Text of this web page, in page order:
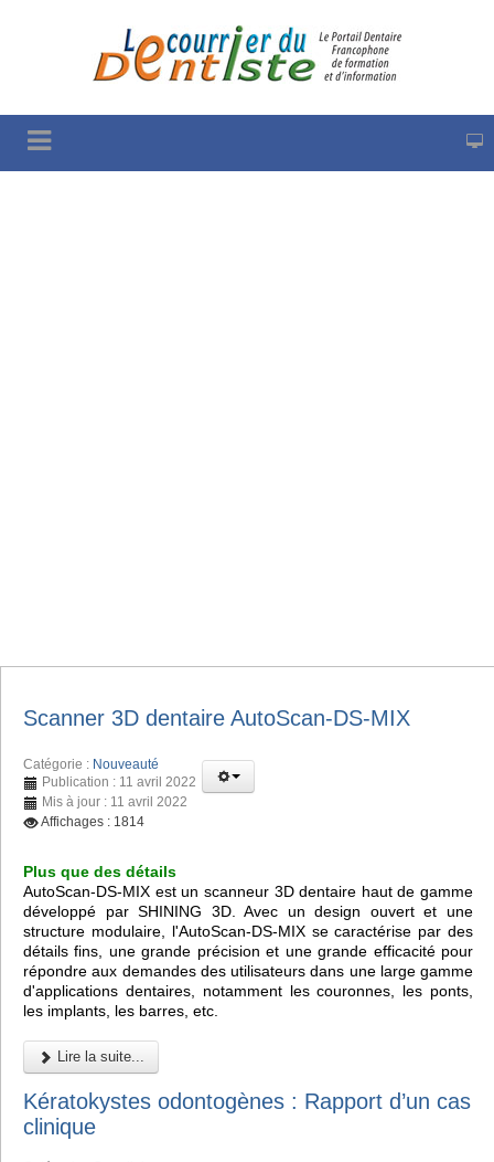
Scanner 3D dentaire AutoScan-DS-MIX
Catégorie : Nouveauté
Publication : 11 avril 2022
Mis à jour : 11 avril 2022
Affichages : 1814
Plus que des détails
AutoScan-DS-MIX est un scanneur 3D dentaire haut de gamme
développé par SHINING 3D. Avec un design ouvert et une
structure modulaire, l'AutoScan-DS-MIX se caractérise par des
détails fins, une grande précision et une grande efficacité pour
répondre aux demandes des utilisateurs dans une large gamme
d'applications dentaires, notamment les couronnes, les ponts,
les implants, les barres, etc.
Lire la suite...
Kératokystes odontogènes : Rapport d’un cas
clinique